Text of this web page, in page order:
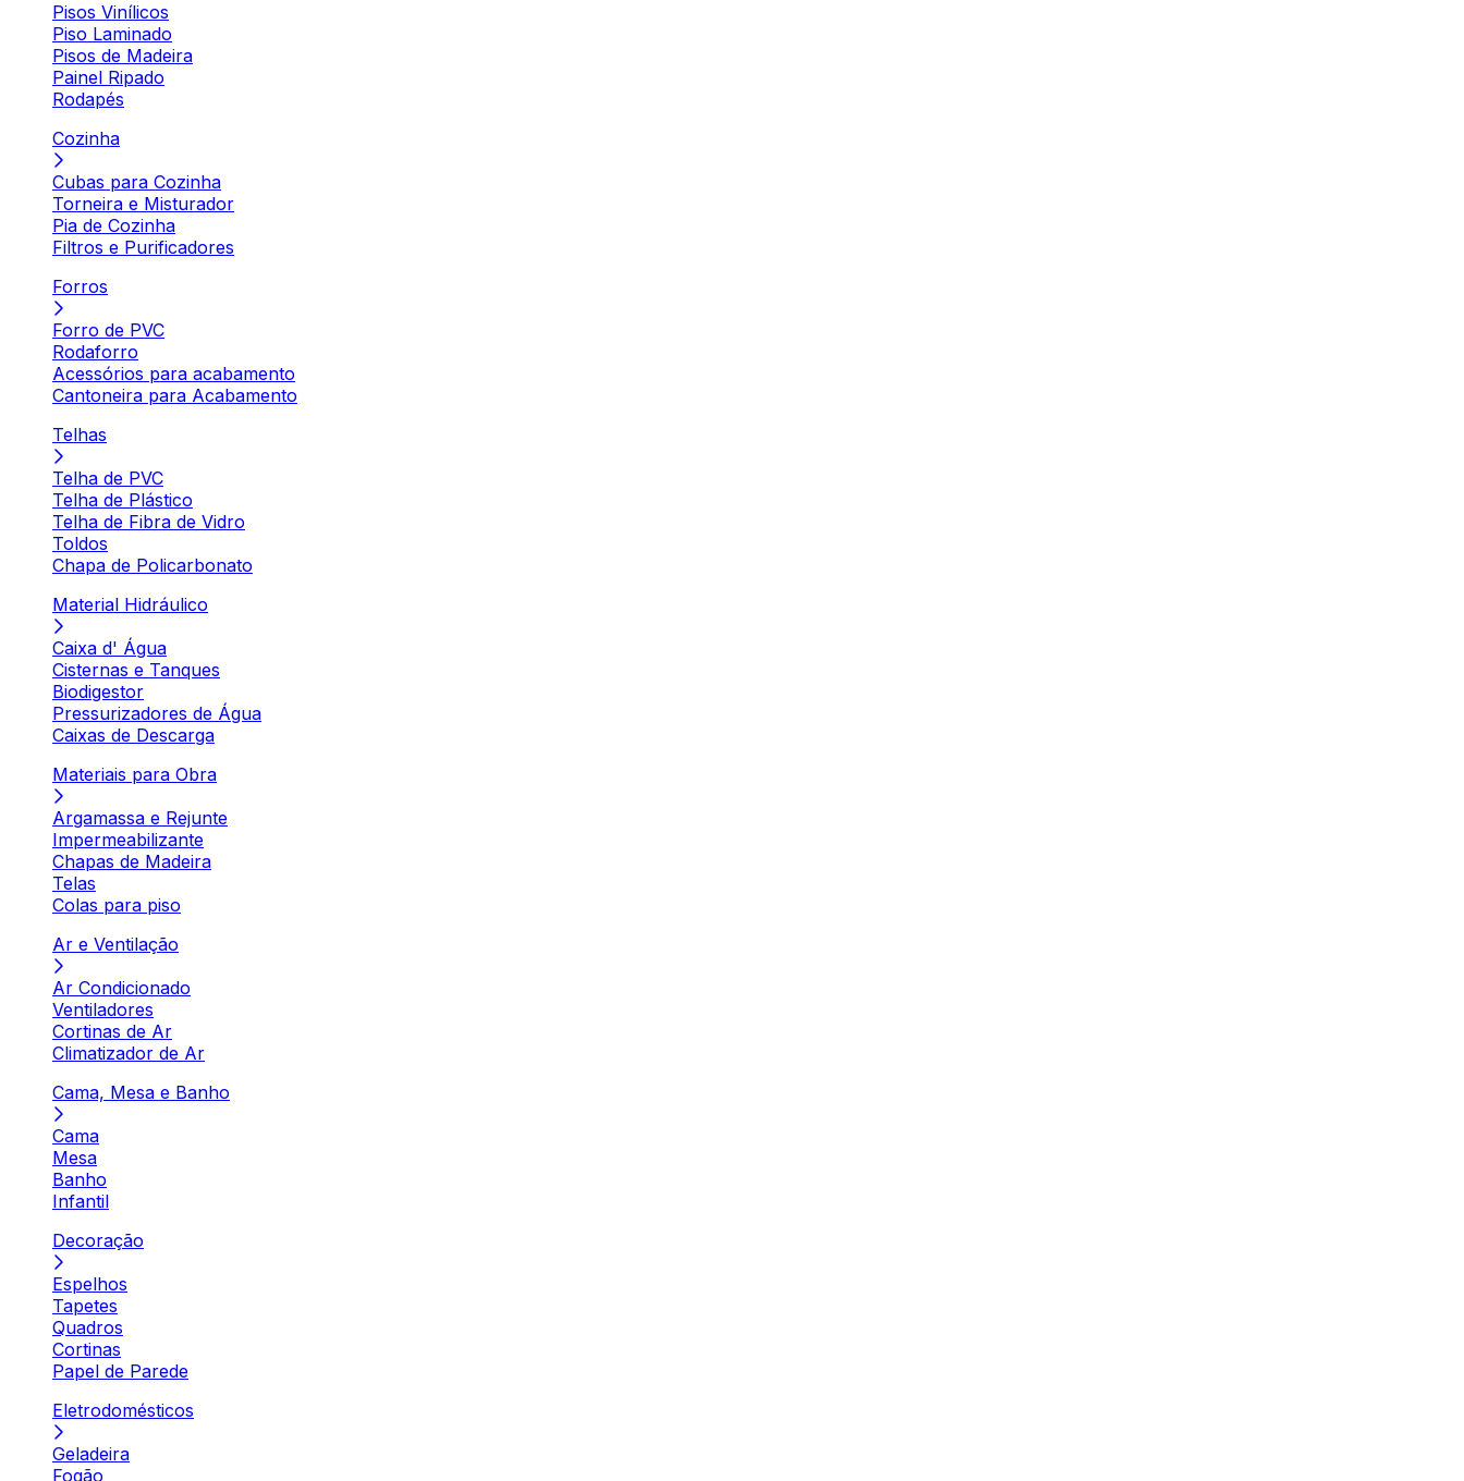
Pisos Vinílicos
Piso Laminado
Pisos de Madeira
Painel Ripado
Rodapés
Cozinha
Cubas para Cozinha
Torneira e Misturador
Pia de Cozinha
Filtros e Purificadores
Forros
Forro de PVC
Rodaforro
Acessórios para acabamento
Cantoneira para Acabamento
Telhas
Telha de PVC
Telha de Plástico
Telha de Fibra de Vidro
Toldos
Chapa de Policarbonato
Material Hidráulico
Caixa d' Água
Cisternas e Tanques
Biodigestor
Pressurizadores de Água
Caixas de Descarga
Materiais para Obra
Argamassa e Rejunte
Impermeabilizante
Chapas de Madeira
Telas
Colas para piso
Ar e Ventilação
Ar Condicionado
Ventiladores
Cortinas de Ar
Climatizador de Ar
Cama, Mesa e Banho
Cama
Mesa
Banho
Infantil
Decoração
Espelhos
Tapetes
Quadros
Cortinas
Papel de Parede
Eletrodomésticos
Geladeira
Fogão